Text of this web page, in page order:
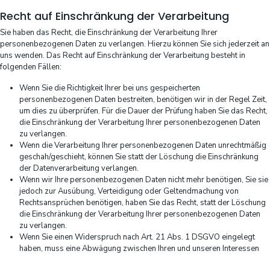
Recht auf Einschränkung der Verarbeitung
Sie haben das Recht, die Einschränkung der Verarbeitung Ihrer
personenbezogenen Daten zu verlangen. Hierzu können Sie sich jederzeit an
uns wenden. Das Recht auf Einschränkung der Verarbeitung besteht in
folgenden Fällen:
Wenn Sie die Richtigkeit Ihrer bei uns gespeicherten
personenbezogenen Daten bestreiten, benötigen wir in der Regel Zeit,
um dies zu überprüfen. Für die Dauer der Prüfung haben Sie das Recht,
die Einschränkung der Verarbeitung Ihrer personenbezogenen Daten
zu verlangen.
Wenn die Verarbeitung Ihrer personenbezogenen Daten unrechtmäßig
geschah/geschieht, können Sie statt der Löschung die Einschränkung
der Datenverarbeitung verlangen.
Wenn wir Ihre personenbezogenen Daten nicht mehr benötigen, Sie sie
jedoch zur Ausübung, Verteidigung oder Geltendmachung von
Rechtsansprüchen benötigen, haben Sie das Recht, statt der Löschung
die Einschränkung der Verarbeitung Ihrer personenbezogenen Daten
zu verlangen.
Wenn Sie einen Widerspruch nach Art. 21 Abs. 1 DSGVO eingelegt
haben, muss eine Abwägung zwischen Ihren und unseren Interessen